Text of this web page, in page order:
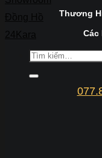
Thương
Các